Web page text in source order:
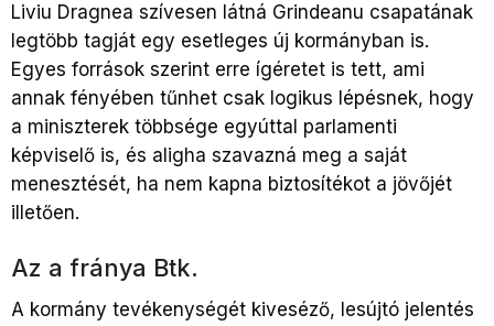
Liviu Dragnea szívesen látná Grindeanu csapatának
legtöbb tagját egy esetleges új kormányban is.
Egyes források szerint erre ígéretet is tett, ami
annak fényében tűnhet csak logikus lépésnek, hogy
a miniszterek többsége egyúttal parlamenti
képviselő is, és aligha szavazná meg a saját
menesztését, ha nem kapna biztosítékot a jövőjét
illetően.
Az a fránya Btk.
A kormány tevékenységét kiveséző, lesújtó jelentés